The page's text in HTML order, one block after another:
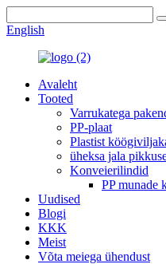
English
Avaleht
Tooted
Varrukatega
PP-plaat
Plastist
üheksa jala
Konveierilindid
PP munade
Uudised
Blogi
KKK
Meist
Võta meiega ühendust